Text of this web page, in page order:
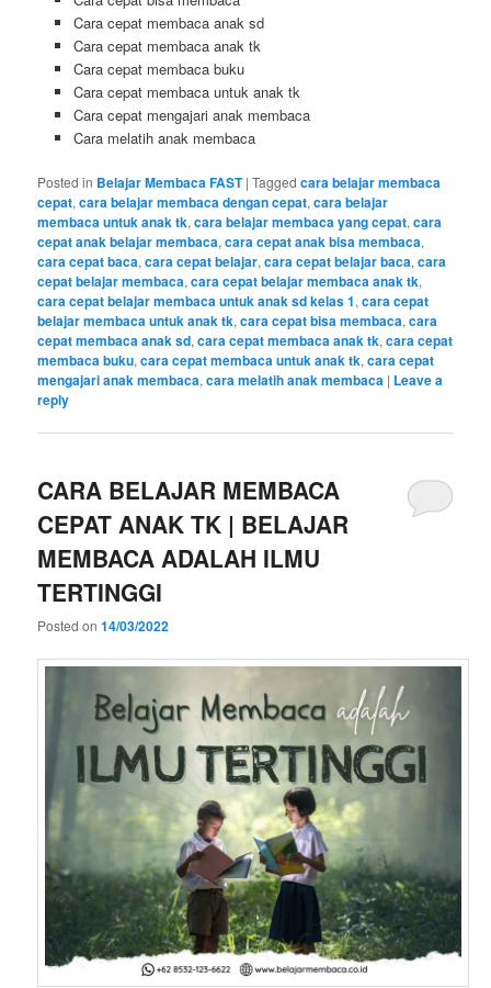
Cara cepat membaca anak sd
Cara cepat membaca anak tk
Cara cepat membaca buku
Cara cepat membaca untuk anak tk
Cara cepat mengajari anak membaca
Cara melatih anak membaca
Posted in Belajar Membaca FAST |Tagged cara belajar membaca
cepat,cara belajar membaca dengan cepat,cara belajar
membaca untuk anak tk,cara belajar membaca yang cepat,cara
cepat anak belajar membaca,cara cepat anak bisa membaca,
cara cepat baca,cara cepat belajar,cara cepat belajar baca,cara
cepat belajar membaca,cara cepat belajar membaca anak tk,
cara cepat belajar membaca untuk anak sd kelas 1,cara cepat
belajar membaca untuk anak tk,cara cepat bisa membaca,cara
cepat membaca anak sd,cara cepat membaca anak tk,cara cepat
membaca buku,cara cepat membaca untuk anak tk,cara cepat
mengajari anak membaca,cara melatih anak membaca | Leave a
reply
CARA BELAJAR MEMBACA
CEPAT ANAK TK | BELAJAR
MEMBACA ADALAH ILMU
TERTINGGI
Posted on14/03/2022